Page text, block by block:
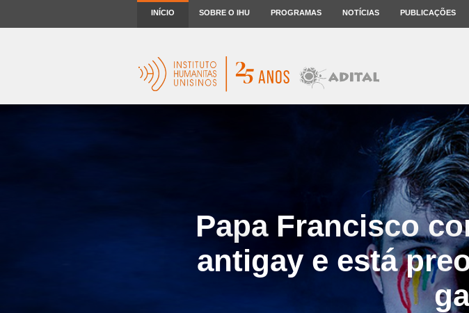
INÍCIO SOBRE O IHU PROGRAMAS NOTÍCIAS PUBLICAÇÕES
Papa Francisco
antigay e está